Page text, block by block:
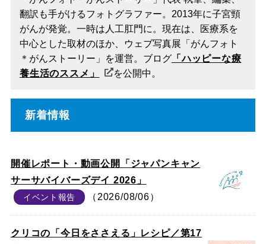
翻訳も手がけるフォトグラファー。2013年に子宮頸
がんが発覚。一時は人工肛門に。現在は、医療系を
中心とした取材のほか、ウェブ写真展「がんフォト
＊がんストーリー」を運営。ブログ「ハッピーな療
養生活のススメ」
を公開中。
新着情報
開催レポート・動画公開「ジャパンキャン
サーサバイバーズデイ 2026」
イベント報告 （2026/08/06）
クリコの「今日をささえる」レシピ／第17